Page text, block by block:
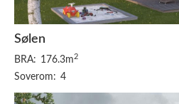
Sølen
BRA: 176.3m 2
Soverom: 4